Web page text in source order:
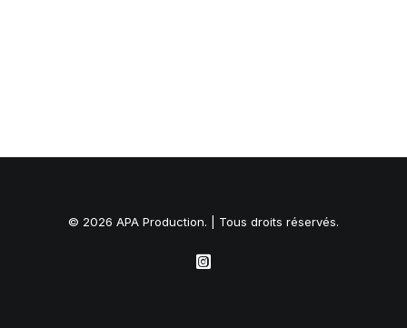
© 2026 APA Production. | Tous droits réservés.